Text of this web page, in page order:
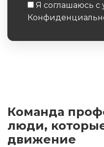
Я соглашаюсь
Команда
люди,
движение